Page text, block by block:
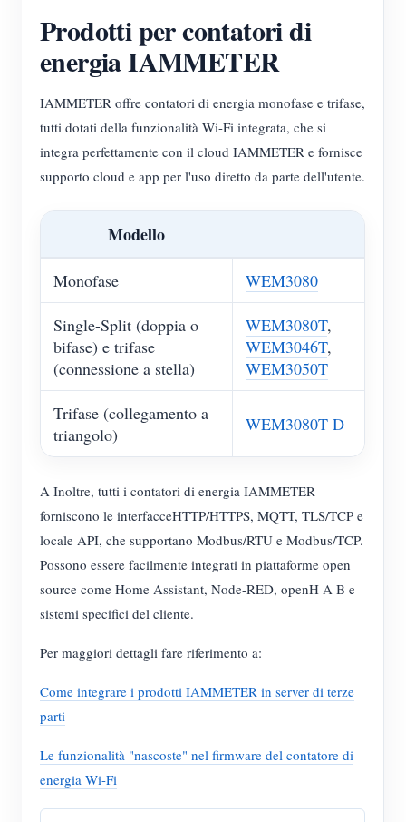
Prodotti per contatori di
energia IAMMETER
IAMMETER offre contatori di energia monofase e trifase,
tutti dotati della funzionalità Wi-Fi integrata, che si
integra perfettamente con il cloud IAMMETER e fornisce
supporto cloud e app per l'uso diretto da parte dell'utente.
Modello
Monofase WEM3080
Single-Split (doppia o
bifase) e trifase
(connessione a stella)
WEM3080T,
WEM3046T,
WEM3050T
Trifase (collegamento a
triangolo)
WEM3080T D
A Inoltre, tutti i contatori di energia IAMMETER
forniscono le interfacceHTTP/HTTPS, MQTT, TLS/TCP e
locale API, che supportano Modbus/RTU e Modbus/TCP.
Possono essere facilmente integrati in piattaforme open
source come Home Assistant, Node-RED, openH A B e
sistemi specifici del cliente.
Per maggiori dettagli fare riferimento a:
Come integrare i prodotti IAMMETER in server di terze
parti
Le funzionalità "nascoste" nel firmware del contatore di
energia Wi-Fi